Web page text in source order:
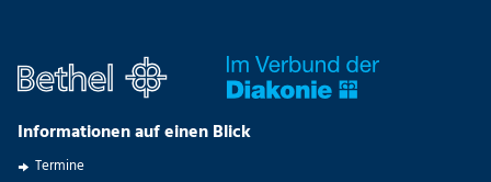
Informationen auf einen Blick
Termine